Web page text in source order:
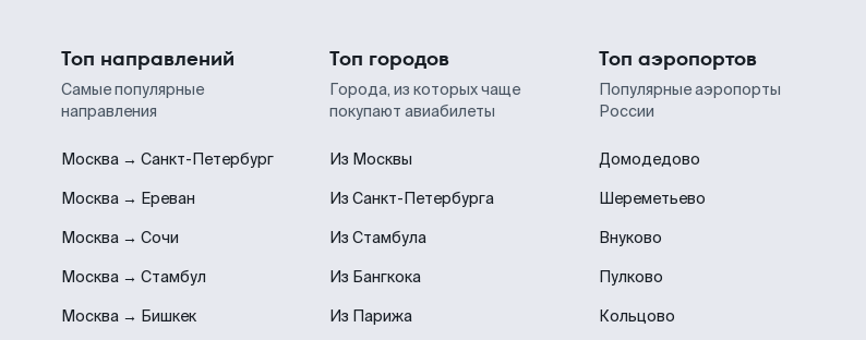
Топ направлений
Самые популярные
направления
Москва → Санкт-Петербург
Москва → Ереван
Москва → Сочи
Москва → Стамбул
Москва → Бишкек
Топ городов
Города, из которых чаще
покупают авиабилеты
Из Москвы
Из Санкт-Петербурга
Из Стамбула
Из Бангкока
Из Парижа
Топ аэропортов
Популярные аэропорты
России
Домодедово
Шереметьево
Внуково
Пулково
Кольцово